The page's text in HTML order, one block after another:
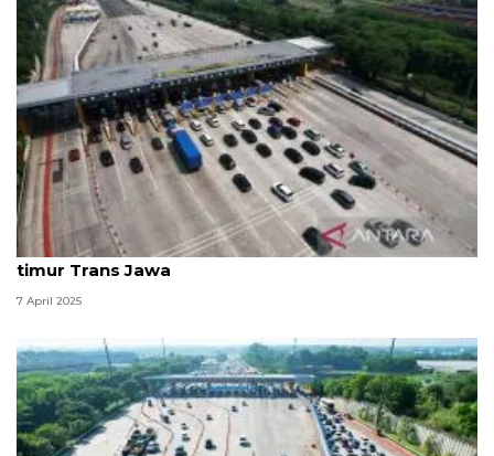
GT Cikampek Utama dilalui 507.229 kendaraan dari
timur Trans Jawa
7 April 2025